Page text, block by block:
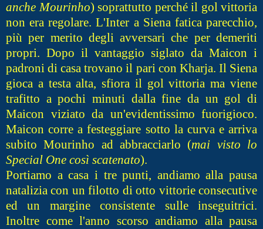
anche Mourinho) soprattutto perché il gol vittoria
non era regolare. L'Inter a Siena fatica parecchio,
più per merito degli avversari che per demeriti
propri. Dopo il vantaggio siglato da Maicon i
padroni di casa trovano il pari con Kharja. Il Siena
gioca a testa alta, sfiora il gol vittoria ma viene
trafitto a pochi minuti dalla fine da un gol di
Maicon viziato da un'evidentissimo fuorigioco.
Maicon corre a festeggiare sotto la curva e arriva
subito Mourinho ad abbracciarlo (mai visto lo
Special One così scatenato).
Portiamo a casa i tre punti, andiamo alla pausa
natalizia con un filotto di otto vittorie consecutive
ed un margine consistente sulle inseguitrici.
Inoltre come l'anno scorso andiamo alla pausa